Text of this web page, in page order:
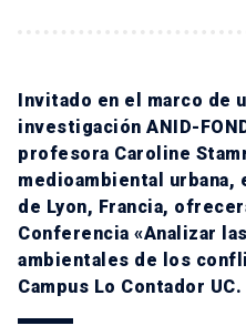
Invitado en el marco de
investigación ANID-
profesora Caroline
medioambiental
de Lyon, Francia,
Conferencia «Analizar
ambientales de los
Campus Lo Contador UC.